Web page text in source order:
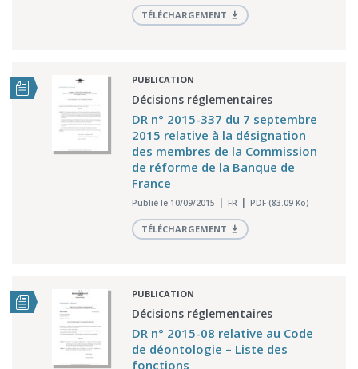
TÉLÉCHARGEMENT
PUBLICATION
Décisions réglementaires
DR n° 2015-337 du 7 septembre
2015 relative à la désignation
des membres de la Commission
de réforme de la Banque de
France
Publié le 10/09/2015 FR PDF (83.09 Ko)
TÉLÉCHARGEMENT
PUBLICATION
Décisions réglementaires
DR n° 2015-08 relative au Code
de déontologie – Liste des
fonctions